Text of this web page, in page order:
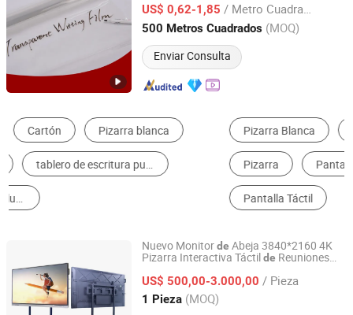
US$ 0,62-1,85 / Metro Cuadrado
500 Metros Cuadrados (MOQ)
Enviar Consulta
Shanghai, China Desde 2008
Pizarra Blanca Equipo de Entrenamiento de Mecatrónica
Pizarra Pantalla de LCD Reproductor de AD
Pantalla Táctil
Nuevo Monitorde Abeja 3840*2160 4K
Pizarra Interactiva Táctilde Reuniones
Pizarra Inteligente 65, 75, 85, 86, 98
ExperienciadeEscritura
US$ 500,00-3.000,00 / Pieza
1 Pieza (MOQ)
Mitechnic Co., Ltd
Hongkong, Hongkong_China